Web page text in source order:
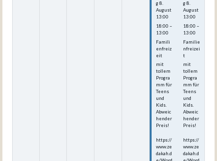
g8.
August
13:00
18:00 –
13:00
Famili
enfreiz
eit
mit
tollem
Progra
mm für
Teens
und
Kids.
Abweic
hender
Preis!
https://
www.ze
dakah.d
g8.
August
13:00
18:00 –
13:00
Familie
nfreizei
t
mit
tollem
Progra
mm für
Teens
und
Kids.
Abweic
hender
Preis!
https://
www.ze
dakah.d